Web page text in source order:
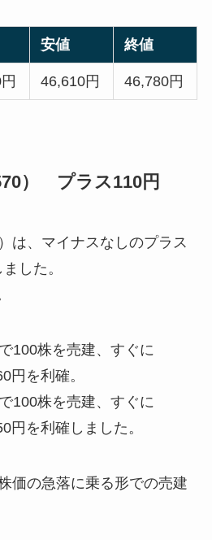
安値 終値
46,610円 46,780円
） プラス110円
は、マイナスなしのプラス
した。
100株を売建、すぐに
円を利確。
100株を売建、すぐに
円を利確しました。
価の急落に乗る形での売建